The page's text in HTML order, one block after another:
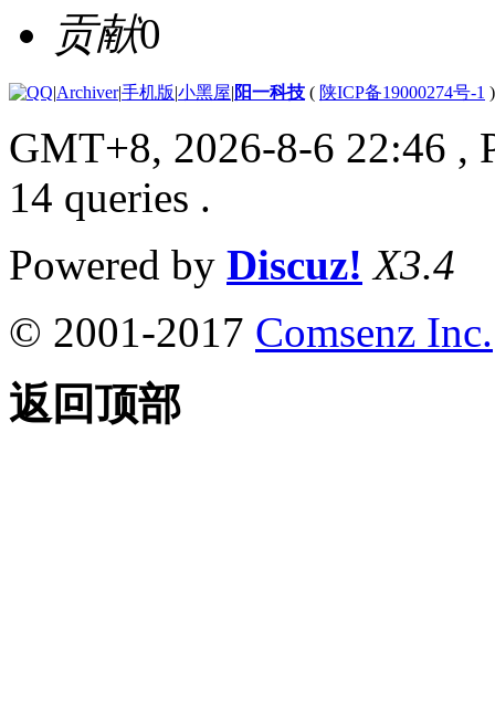
贡献0
|Archiver|手机版|小黑屋| 阳一科技 ( 陕ICP备19000274号-1 )
GMT+8, 2026-8-6 22:46 ,
14 queries .
Powered by Discuz! X3.4
© 2001-2017 Comsenz Inc.
返回顶部